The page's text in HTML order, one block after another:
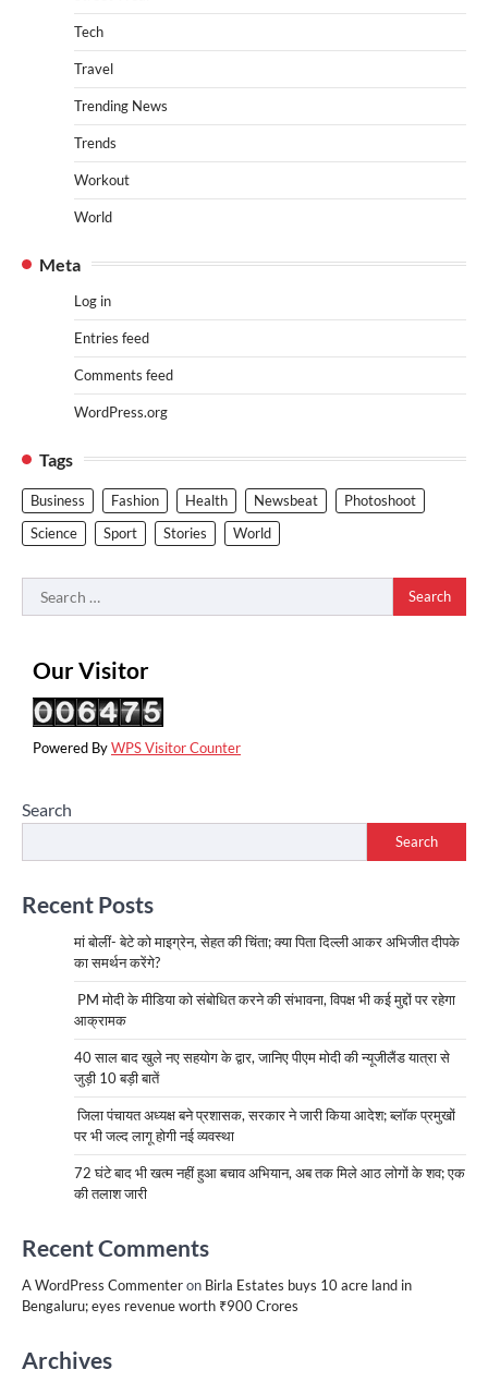
Tech
Travel
Trending News
Trends
Workout
World
Meta
Log in
Entries feed
Comments feed
WordPress.org
Tags
Business Fashion Health Newsbeat
Photoshoot
Science
Sport Stories World
Search
for:
Our Visitor
Powered ByWPS Visitor Counter
Search
Search
Recent Posts
मां बोलीं- बेटे को माइग्रेन, सेहत की चिंता; क्या पिता दिल्ली आकर अभिजीत दीपके
का समर्थन करेंगे?
PM मोदी के मीडिया को संबोधित करने की संभावना, विपक्ष भी कई मुद्दों पर रहेगा
आक्रामक
40 साल बाद खुले नए सहयोग के द्वार, जानिए पीएम मोदी की न्यूजीलैंड यात्रा से
जुड़ी 10 बड़ी बातें
जिला पंचायत अध्यक्ष बने प्रशासक, सरकार ने जारी किया आदेश; ब्लॉक प्रमुखों
पर भी जल्द लागू होगी नई व्यवस्था
72 घंटे बाद भी खत्म नहीं हुआ बचाव अभियान, अब तक मिले आठ लोगों के शव; एक
की तलाश जारी
Recent Comments
A WordPress Commenteron Birla Estates buys 10 acre land in
Bengaluru; eyes revenue worth ₹900 Crores
Archives